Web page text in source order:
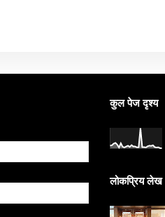
कुल पेज दृश्य
लोकप्रिय लेख